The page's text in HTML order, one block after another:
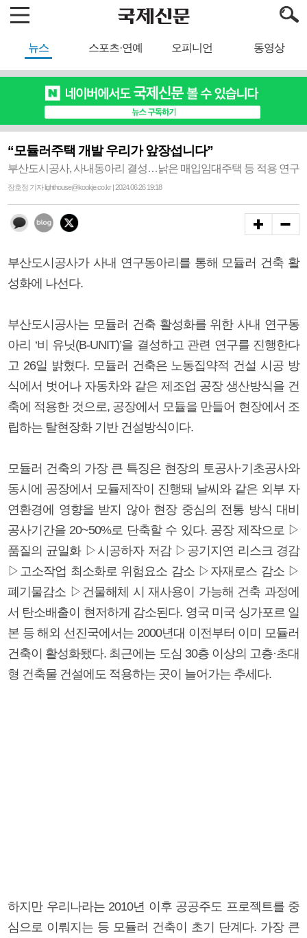
뉴스 스포츠·연예 오피니언 동영상
“모듈러주택 개발 우리가 앞장섭니다”
부산도시공사, 사내동아리 결성…낡은 매입임대주택 등 적용 연구
장호정 기자 lighthouse@kookje.co.kr | 2024.06.26 19:18
부산도시공사가 사내 연구동아리를 통해 모듈러 건축 활
성화에 나선다.
부산도시공사는 모듈러 건축 활성화를 위한 사내 연구동
아리 ‘비 유닛(B-UNIT)’을 결성하고 관련 연구를 진행한다
고 26일 밝혔다. 모듈러 건축은 노동집약적 건설 시공 방
식에서 벗어나 자동차와 같은 제조업 공장 생산방식을 건
축에 적용한 것으로, 공장에서 모듈을 만들어 현장에서 조
립하는 탈현장화 기반 건설방식이다.
모듈러 건축의 가장 큰 특징은 현장의 토공사·기초공사와
동시에 공장에서 모듈제작이 진행돼 날씨와 같은 외부 자
연환경에 영향을 받지 않아 현장 중심의 전통 방식 대비
공사기간을 20~50%로 단축할 수 있다. 공장 제작으로 ▷
품질의 균일화 ▷시공하자 저감 ▷공기지연 리스크 경감
▷고소작업 최소화로 위험요소 감소 ▷자재로스 감소 ▷
폐기물감소 ▷건물해체 시 재사용이 가능해 건축 과정에
서 탄소배출이 현저하게 감소된다. 영국 미국 싱가포르 일
본 등 해외 선진국에서는 2000년대 이전부터 이미 모듈러
건축이 활성화됐다. 최근에는 도심 30층 이상의 고층·초대
형 건축물 건설에도 적용하는 곳이 늘어가는 추세다.
하지만 우리나라는 2010년 이후 공공주도 프로젝트를 중
심으로 이뤄지는 등 모듈러 건축이 초기 단계다. 가장 큰